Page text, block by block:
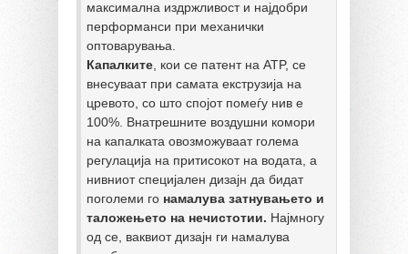
максимална издржливост и најдобри
перформанси при механички
Капалките, кои се патент на ATP, се
внесуваат при самата екструзија на
цревото, со што спојот помеѓу нив е
100%. Внатрешните воздушни комори
на капалката овозможуваат голема
регулација на притисокот на водата, а
нивниот специјален дизајн да бидат
поголеми го намалува затнувањето и
таложењето на нечистотии. Најмногу
од се, ваквиот дизајн ги намалува